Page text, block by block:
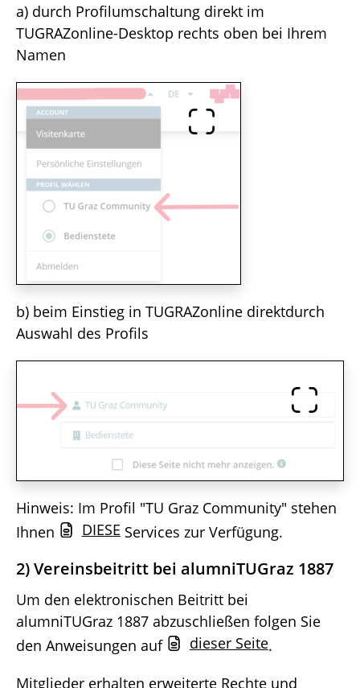
a) durch Profilumschaltung direkt im
TUGRAZonline-Desktop rechts oben bei Ihrem
Namen
b) beim Einstieg in TUGRAZonline direktdurch
Auswahl des Profils
Hinweis: Im Profil "TU Graz Community" stehen
Ihnen
DIESEServices zur Verfügung.
2) Vereinsbeitritt bei alumniTUGraz 1887
Um den elektronischen Beitritt bei
alumniTUGraz 1887 abzuschließen folgen Sie
den Anweisungen auf
dieser Seite.
Mitglieder erhalten erweiterte Rechte und